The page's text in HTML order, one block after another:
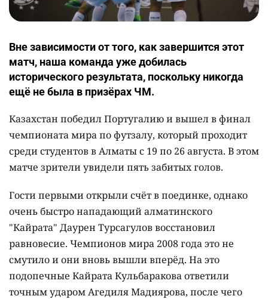
Вне зависимости от того, как завершится этот
матч, наша команда уже добилась
исторического результата, поскольку никогда
ещё не была в призёрах ЧМ.
Казахстан победил Португалию и вышел в финал
чемпионата мира по футзалу, который проходит
среди студентов в Алматы с 19 по 26 августа. В этом
матче зрители увидели пять забитых голов.
Гости первыми открыли счёт в поединке, однако
очень быстро нападающий алматинского
"Кайрата" Даурен Турсагулов восстановил
равновесие. Чемпионов мира 2008 года это не
смутило и они вновь вышли вперёд. На это
подопечные Кайрата Кульбаракова ответили
точным ударом Агедиля Мадиярова, после чего